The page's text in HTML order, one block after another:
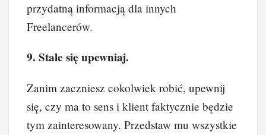
przydatną informacją dla innych
Freelancerów.
9. Stale się upewniaj.
Zanim zaczniesz cokolwiek robić, upewnij
się, czy ma to sens i klient faktycznie będzie
tym zainteresowany. Przedstaw mu wszystkie